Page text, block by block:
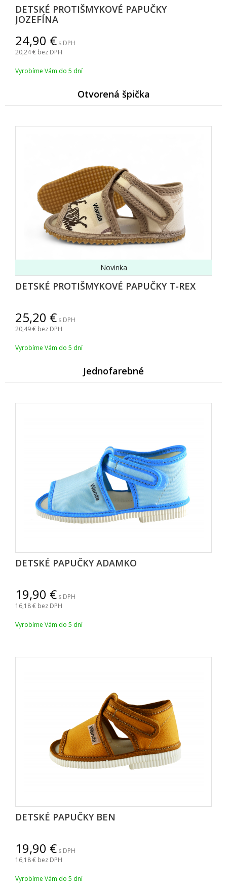
DETSKÉ PROTIŠMYKOVÉ PAPUČKY
JOZEFÍNA
24,90
s DPH
20,24 bez DPH
Vyrobíme Vám do 5 dní
Otvorená špička
DETSKÉ PROTIŠMYKOVÉ PAPUČKY T-REX
Novinka
25,20
s DPH
20,49 bez DPH
Vyrobíme Vám do 5 dní
Jednofarebné
DETSKÉ PAPUČKY ADAMKO
19,90
s DPH
16,18 bez DPH
Vyrobíme Vám do 5 dní
DETSKÉ PAPUČKY BEN
19,90
s DPH
16,18 bez DPH
Vyrobíme Vám do 5 dní